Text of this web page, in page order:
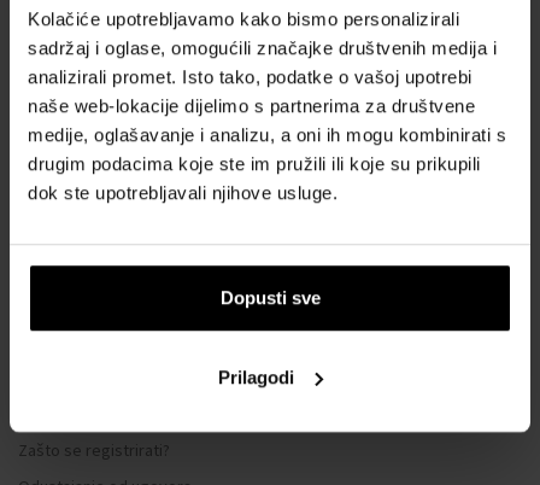
Kolačiće upotrebljavamo kako bismo personalizirali
sadržaj i oglase, omogućili značajke društvenih medija i
analizirali promet. Isto tako, podatke o vašoj upotrebi
naše web-lokacije dijelimo s partnerima za društvene
medije, oglašavanje i analizu, a oni ih mogu kombinirati s
drugim podacima koje ste im pružili ili koje su prikupili
dok ste upotrebljavali njihove usluge.
Dopusti sve
Prilagodi
Sustav vjernosti
Opći uvjeti poslovanja
Zaštita privatnosti
OBRAZAC ZA REKLAMACIJU
Način dostave
Zašto parfemi i satovi od nas?
Zašto se registrirati?